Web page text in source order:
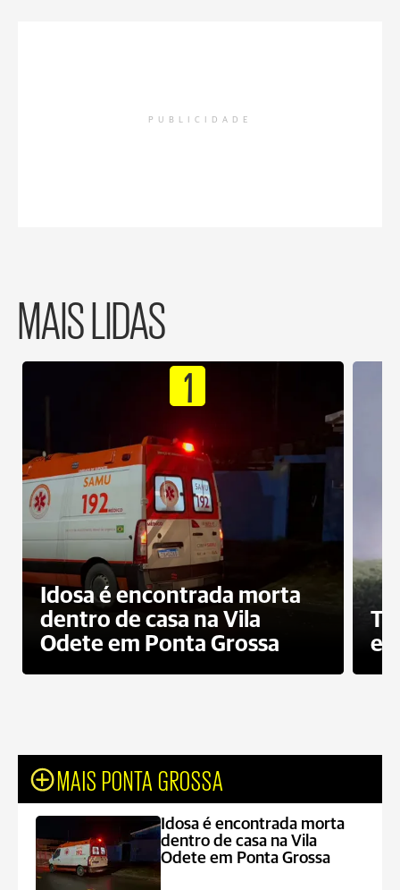
PUBLICIDADE
MAIS LIDAS
1
Idosa é encontrada morta
dentro de casa na Vila
Odete em Ponta Grossa
e
MAIS PONTA GROSSA
Idosa é encontrada morta
dentro de casa na Vila
Odete em Ponta Grossa